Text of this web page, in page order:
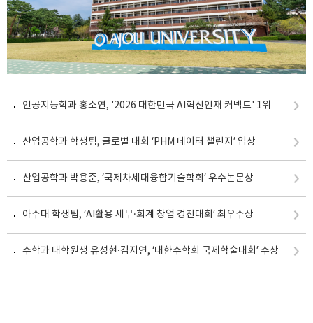
수는 "이번 연구는 다공성 소재에서 서로 다른 크기의 기공을 독립적
으로 설계할 수 있는 새로운 합성 원리를 제시했다는 점에서 의미가
있다"라며 "이러한 구조 제어 기술은 차세대 나트륨 이온 배터리를
비롯해 전기화학 촉매 및 정수·수처리 필터 소재 등 다양한 에너지·환
경 분야에 적용될 수 있다"라고 말했다. 이번 연구는 교육부 G-
지원을 받아 수행됐다. 공동 연구진이 개발한 새로운 다공성 소재의
균일하게 분포되어 있으며, 입자 내부에 넓은 빈 공간 형태로 존재한
다. 하얀색 실선으로 표시된 영역은 메조기공으로, 약 수 나노미터에
서 수십 나노미터 크기의 작은 기공들이 규칙적으로 배열된 형태를
는 점 배열 형태로 나타난다. 연구진은 이와 같이 기공의 크기와 화학
인공지능학과 홍소연, '2026 대한민국 AI혁신인재 커넥트' 1위
산업공학과 학생팀, 글로벌 대회 ‘PHM 데이터 챌린지’ 입상
산업공학과 박용준, ‘국제차세대융합기술학회’ 우수논문상
아주대 학생팀, ‘AI활용 세무·회계 창업 경진대회’ 최우수상
수학과 대학원생 유성현·김지연, ‘대한수학회 국제학술대회’ 수상